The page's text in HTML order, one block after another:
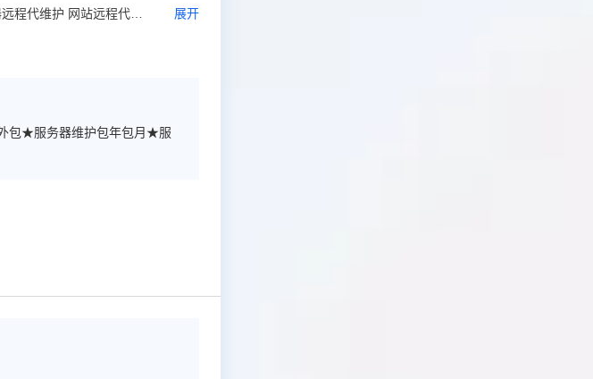
程代维护 网站远程代维
展开
包★服务器维护包年包月★服